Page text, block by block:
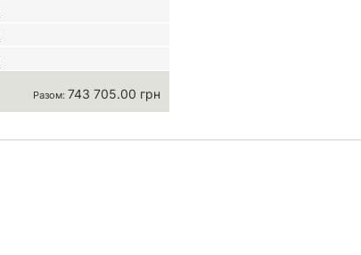
Разом: 743 705.00 грн